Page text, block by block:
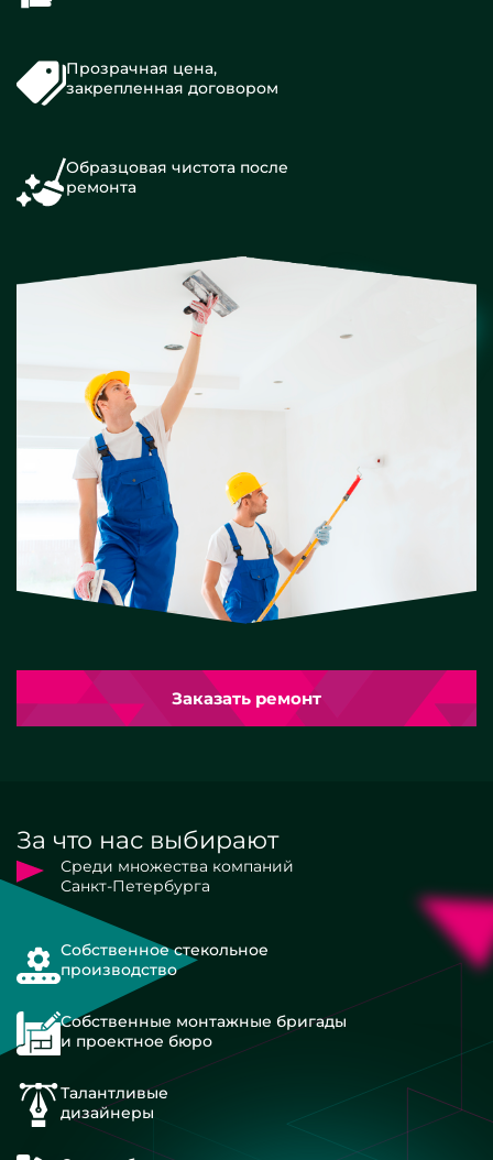
Прозрачная цена,
закрепленная договором
Образцовая чистота после
ремонта
Заказать ремонт
За что нас выбирают
Среди множества компаний
Санкт-Петербурга
Собственное стекольное
производство
Собственные монтажные бригады
и проектное бюро
Талантливые
дизайнеры